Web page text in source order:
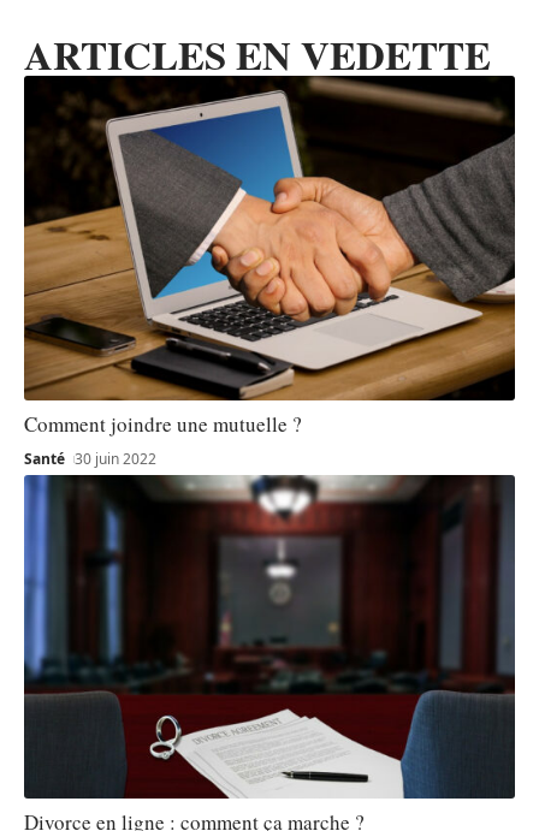
ARTICLES EN VEDETTE
Comment joindre une mutuelle ?
Santé 30 juin 2022
Divorce en ligne : comment ça marche ?